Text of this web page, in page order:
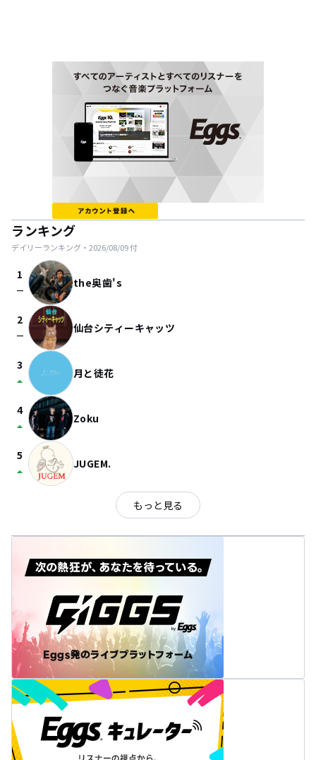
ランキング
デイリーランキング・ 2026/08/09付
1
check_indeterminate_small the奥歯's
2
check_indeterminate_small 仙台シティーキャッツ
3
arrow_drop_up 月と徒花
4
arrow_drop_up Zoku
5
arrow_drop_up JUGEM.
もっと見る